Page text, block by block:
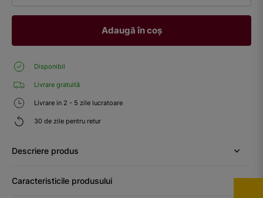
Adaugă în coș
Disponibil
Livrare gratuită
Livrare in 2 - 5 zile lucratoare
30 de zile pentru retur
Descriere produs
Caracteristicile produsului